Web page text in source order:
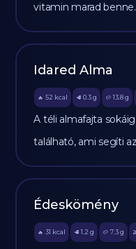
vitamin marad benne.
Idared Alma
🔥 52 kcal 🥩 0.3 g 🥔 13.8g
A téli almafajta
található, ami segíti
Édeskömény
🔥 31 kcal 🥩 1.2 g 🥔 7.3g